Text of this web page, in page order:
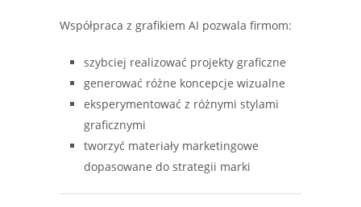
Współpraca z grafikiem AI pozwala firmom:
szybciej realizować projekty graficzne
generować różne koncepcje wizualne
eksperymentować z różnymi stylami
graficznymi
tworzyć materiały marketingowe
dopasowane do strategii marki